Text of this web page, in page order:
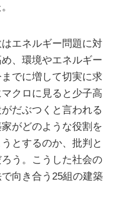
エネルギー問題に対
、環境やエネルギー
でに増して切実に求
クロに見ると少子高
だぶつくと言われる
がどのような役割を
とするのか、批判と
う。こうした社会の
向き合う25組の建築